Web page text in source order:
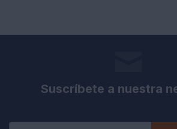
Suscríbete a nuestra